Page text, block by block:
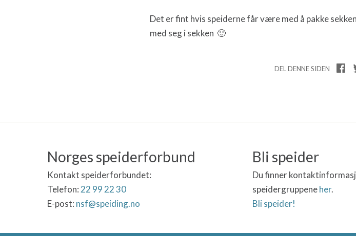
Det er fint hvis speiderne får være med å pakke
med seg i sekken 🙂
DEL DENNE SIDEN
Norges speiderforbund
Kontakt speiderforbundet:
Telefon:22 99 22 30
E-post: nsf@speiding.no
Bli speider
Du finner
speidergruppeneher.
Bli speider!